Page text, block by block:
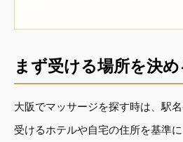
まず受ける場所を決め
大阪でマッサージを探す時は、駅
受けるホテルや自宅の住所を基準